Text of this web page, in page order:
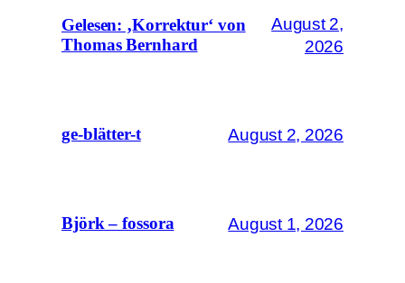
Gelesen: ‚Korrektur‘ von
Thomas Bernhard
August 2,
2026
ge-blätter-t August 2, 2026
Björk – fossora August 1, 2026